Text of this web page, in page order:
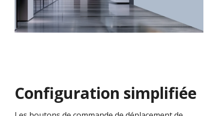
Configuration simplifiée